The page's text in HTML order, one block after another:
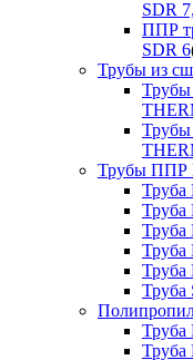
SDR
ППР
SDR 6
Трубы из
Трубы
Трубы
Трубы ППР
Труба
Труба
Труба
Труба
Труба